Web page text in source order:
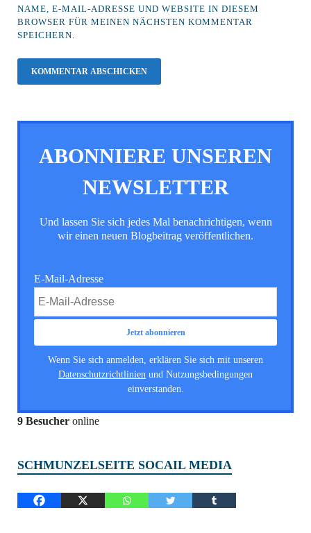
NAME, E-MAIL-ADRESSE UND WEBSITE IN DIESEM
BROWSER FÜR MEINEN NÄCHSTEN KOMMENTAR
SPEICHERN.
ABONNIERE UNSEREN
NEWSLETTER
Und lassen Sie sich jedes Mal benachrichtigen, wenn
wir einen neuen Blogbeitrag veröffentlichen.
E-Mail-Adresse
Wenn Sie sich anmelden, erklären Sie sich mit unseren
Datenschutzrichtlinien und Nutzungsbedingungen
einverstanden.
9 Besucher online
SCHMUNZELSEITE SOCAIL MEDIA